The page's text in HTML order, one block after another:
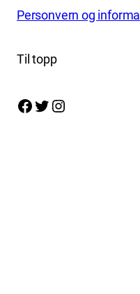
Personvern og
Til topp
Facebook Twitter Instagram